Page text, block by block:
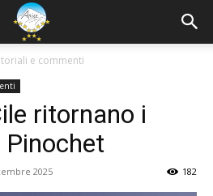
e commenti
ritornano i
2025 182